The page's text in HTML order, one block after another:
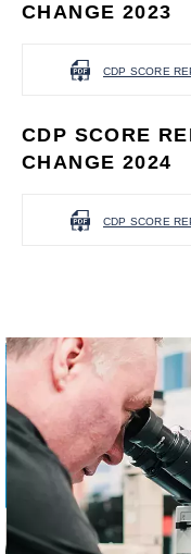
CHANGE 2023
CDP SCORE
CDP SCORE
CHANGE 2024
CDP SCORE